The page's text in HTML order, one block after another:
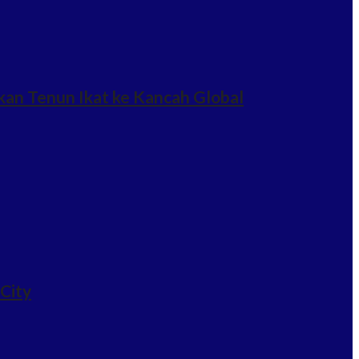
Tenun Ikat ke Kancah Global